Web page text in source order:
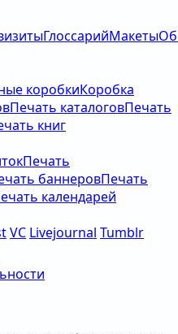
ГлоссарийМакеты
коробкиКоробка
Печать каталоговПечать
книг
Печать
баннеровПечать
календарей
VC Livejournal Tumblr